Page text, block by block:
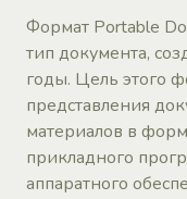
Формат Portable
тип документа,
годы. Цель этого
представления
материалов в
прикладного
аппаратного